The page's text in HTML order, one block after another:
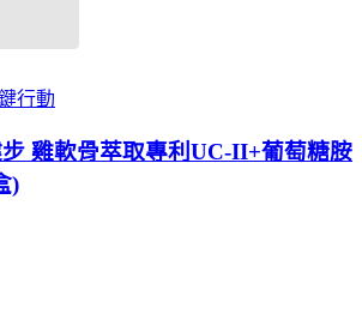
行動
雞軟骨萃取專利UC-II+葡萄糖胺
)